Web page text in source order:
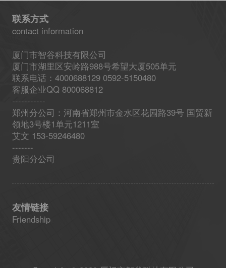
联系方式
contact information
厦门市智谷科技有限公司
厦门市湖里区安岭路988号希望大厦505单元
联系电话：4000688129 0592-5150480
客服企业QQ 800068812
-----------
郑州分公司：河南省郑州市金水区花园路39号 国贸新
领地3号楼1单元1211室
艾文 153-59246480
-------
贵阳分公司
友情链接
Friendship